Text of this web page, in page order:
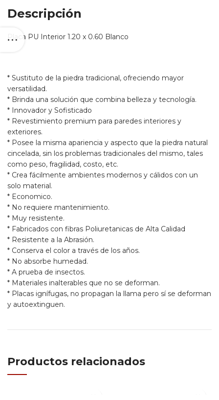
Descripción
Placa PU Interior 1.20 x 0.60 Blanco
* Sustituto de la piedra tradicional, ofreciendo mayor
versatilidad.
* Brinda una solución que combina belleza y tecnología.
* Innovador y Sofisticado
* Revestimiento premium para paredes interiores y
exteriores.
* Posee la misma apariencia y aspecto que la piedra natural
cincelada, sin los problemas tradicionales del mismo, tales
como peso, fragilidad, costo, etc.
* Crea fácilmente ambientes modernos y cálidos con un
solo material.
* Economico.
* No requiere mantenimiento.
* Muy resistente.
* Fabricados con fibras Poliuretanicas de Alta Calidad
* Resistente a la Abrasión.
* Conserva el color a través de los años.
* No absorbe humedad.
* A prueba de insectos.
* Materiales inalterables que no se deforman.
* Placas ignífugas, no propagan la llama pero sí se deforman
y autoextinguen.
Productos relacionados